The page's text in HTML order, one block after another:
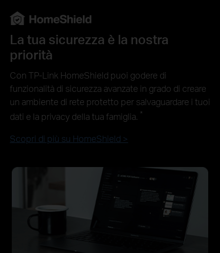
La tua sicurezza è la nostra
priorità
Con TP-Link HomeShield puoi godere di
funzionalità di sicurezza avanzate in grado di creare
un ambiente di rete protetto per salvaguardare i tuoi
dati e la privacy della tua famiglia. *
Scopri di più su HomeShield >